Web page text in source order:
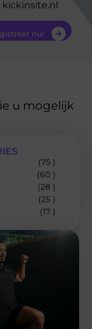
kickinsite.nl
nu!
u mogelijk
(75 )
(60 )
(28 )
(25 )
(17 )